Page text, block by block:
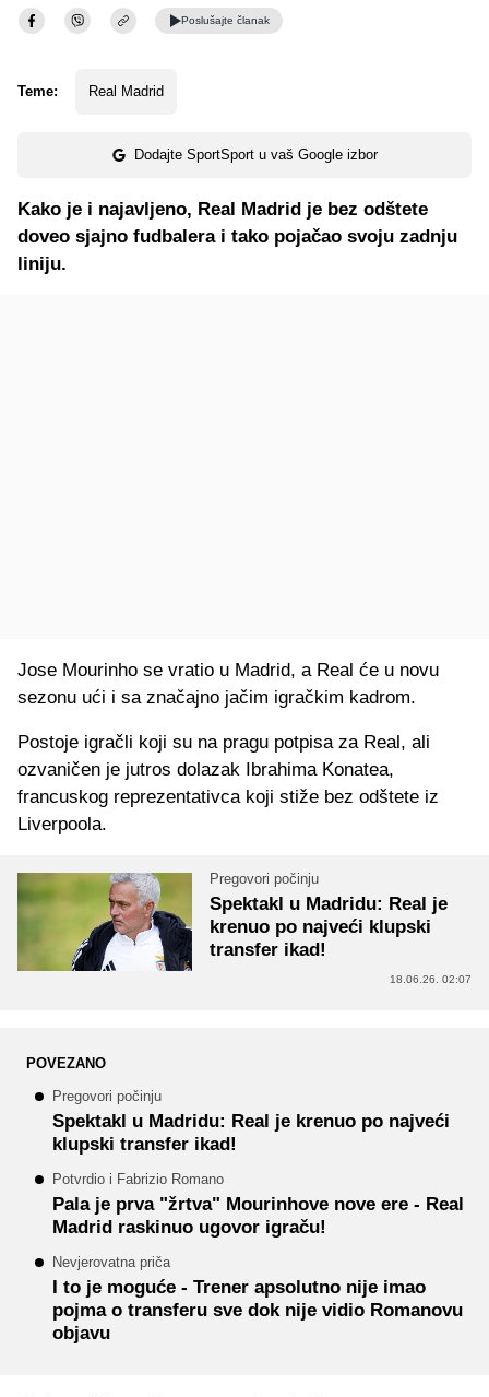
Poslušajte članak
Teme: Real Madrid
Dodajte SportSport u vaš Google izbor
Kako je i najavljeno, Real Madrid je bez odštete
doveo sjajno fudbalera i tako pojačao svoju zadnju
liniju.
Jose Mourinho se vratio u Madrid, a Real će u novu
sezonu ući i sa značajno jačim igračkim kadrom.
Postoje igračli koji su na pragu potpisa za Real, ali
ozvaničen je jutros dolazak Ibrahima Konatea,
francuskog reprezentativca koji stiže bez odštete iz
Liverpoola.
Pregovori počinju
Spektakl u Madridu: Real je
krenuo po najveći klupski
transfer ikad!
18.06.26. 02:07
POVEZANO
Pregovori počinju
Spektakl u Madridu: Real je krenuo po najveći
klupski transfer ikad!
Potvrdio i Fabrizio Romano
Pala je prva "žrtva" Mourinhove nove ere - Real
Madrid raskinuo ugovor igraču!
Nevjerovatna priča
I to je moguće - Trener apsolutno nije imao
pojma o transferu sve dok nije vidio Romanovu
objavu